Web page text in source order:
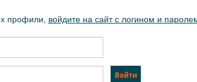
профили, войдите на сайт с логином и